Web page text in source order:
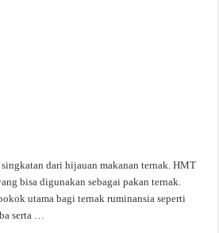
dari hijauan makanan ternak. HMT
bisa digunakan sebagai pakan ternak.
utama bagi ternak ruminansia seperti
serta …